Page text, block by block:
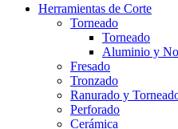
Herramientas de Corte
Torneado
Torneado
Aluminio y
Fresado
Tronzado
Ranurado y
Perforado
Cerámica